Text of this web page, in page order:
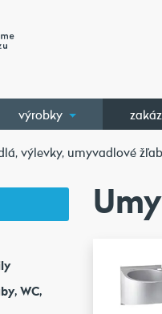
výrobky
výlevky, umyvadlové
WC,